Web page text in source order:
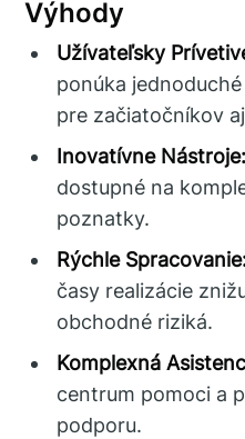
Výhody
Užívateľsky
ponúka
pre začiatočníkov
Inovatívne Nástroje:
dostupné na
poznatky.
Rýchle
časy realizácie
obchodné riziká.
Komplexná
centrum pomoci a
podporu.